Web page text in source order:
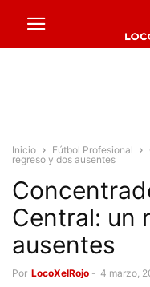
Inicio Fútbol Profesional
regreso y dos ausentes
Central: un
ausentes
Por LocoXelRojo - 4 marzo,